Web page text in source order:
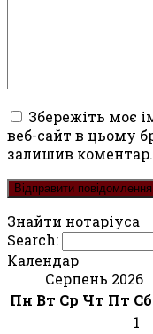
Збережіть моє
веб-сайт в цьому
залишив коментар.
Знайти нотаріуса
Search:
Календар
Серпень 2026
Пн Вт Ср Чт Пт Сб
1